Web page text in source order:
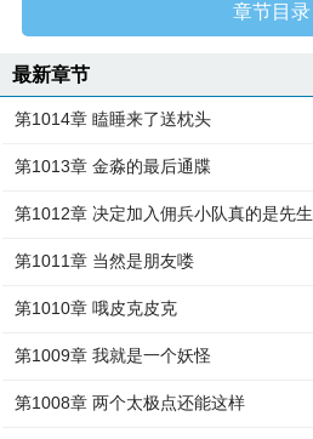
章节目录
最新章节
第1014章 瞌睡来了送枕头
第1013章 金淼的最后通牒
第1012章 决定加入佣兵小队真的是先生
第1011章 当然是朋友喽
第1010章 哦皮克皮克
第1009章 我就是一个妖怪
第1008章 两个太极点还能这样